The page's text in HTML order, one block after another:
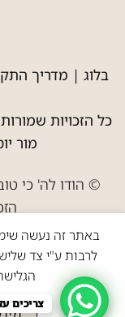
בלוג | מדריך
כל הזכויות
מור
© הודו לה' כי
צריכים
לרבות ע"י צד